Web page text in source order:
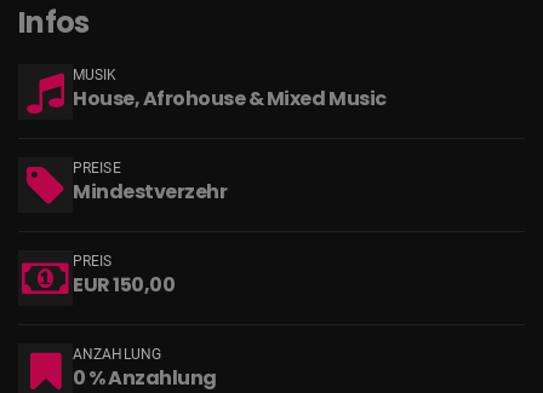
Infos
MUSIK
House, Afrohouse & Mixed Music
PREISE
Mindestverzehr
PREIS
EUR 150,00
ANZAHLUNG
0 % Anzahlung